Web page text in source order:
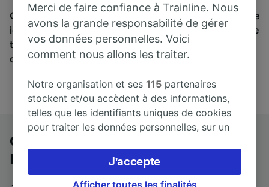
Qu’importe votre destination, votre voyage commence
ici. Nous collaborons avec plus de 170 compagnies de
train et de bus. Consultez et achetez vos billets sur
cette page.
Cologne (Allemagne) à Basel
Badischer Bahnhof en bus
Merci de faire confiance à Trainline. Nous
avons la grande responsabilité de gérer
vos données personnelles. Voici
comment nous allons les traiter.
Notre organisation et ses115 partenaires
stockent et/ou accèdent à des informations,
telles que les identifiants uniques de cookies
pour traiter les données personnelles, sur un
préférences, notamment en exerçant votre
droit d’opposition à l’intérêt légitime, en
cliquant ci-dessous ou à tout moment sur la
Afficher toutes les finalités
J'accepte